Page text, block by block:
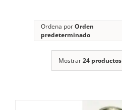
Ordena porOrden
predeterminado
Mostrar24 productos